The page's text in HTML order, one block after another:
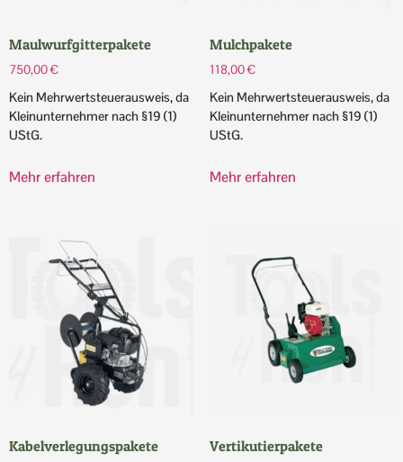
Maulwurfgitterpakete
750,00€
Kein Mehrwertsteuerausweis, da
Kleinunternehmer nach §19 (1)
UStG.
Mehr erfahren
Mulchpakete
118,00€
Kein Mehrwertsteuerausweis, da
Kleinunternehmer nach §19 (1)
UStG.
Mehr erfahren
Kabelverlegungspakete Vertikutierpakete